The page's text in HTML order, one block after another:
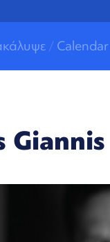
/ Calendar